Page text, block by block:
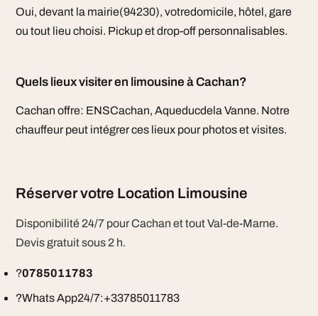
Oui, devant la mairie(94230), votredomicile, hôtel, gare
ou tout lieu choisi. Pickup et drop-off personnalisables.
Quels lieux visiter en limousine à Cachan?
Cachan offre: ENSCachan, Aqueducdela Vanne. Notre
chauffeur peut intégrer ces lieux pour photos et visites.
Réserver votre Location Limousine
Disponibilité 24/7 pour Cachan et tout Val-de-Marne.
Devis gratuit sous 2 h.
?0785011783
?Whats App24/7:+33785011783